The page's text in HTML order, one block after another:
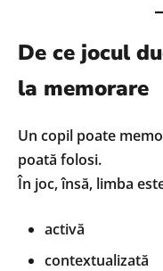
De ce jocul
la memorare
Un copil poate
poată folosi.
În joc, însă, limba
activă
contextualizată